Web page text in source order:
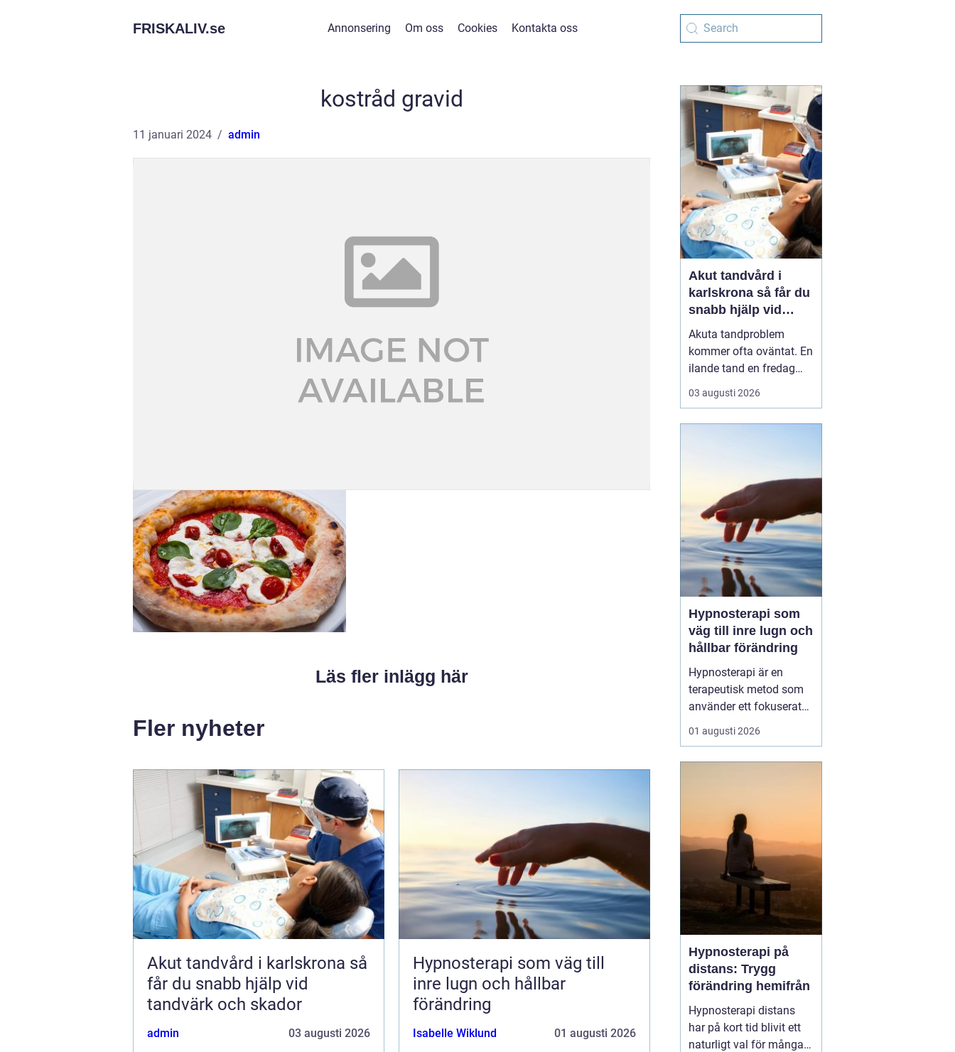
FRISKALIV.se Annonsering Om oss Cookies Kontakta oss
kostråd gravid
11 januari 2024 admin
Läs fler inlägg här
Fler nyheter
Akut tandvård i karlskrona så
får du snabb hjälp vid
tandvärk och skador
admin 03 augusti 2026
Hypnosterapi som väg till
inre lugn och hållbar
förändring
Isabelle Wiklund 01 augusti 2026
Akut tandvård i
karlskrona så får du
snabb hjälp vid
tandvärk och skador
Akuta tandproblem
kommer ofta oväntat. En
ilande tand en fredag
kväll, en svullnad som
blir värre över natten
vända dig för snabb och
trygg akut tandvård i
Karlskr...
03 augusti 2026
Hypnosterapi som
väg till inre lugn och
hållbar förändring
Hypnosterapi är en
terapeutisk metod som
använder ett fokuserat
och avslappnat
sinnestillstånd för att
kan personen få tillgå...
01 augusti 2026
Hypnosterapi på
distans: Trygg
förändring hemifrån
Hypnosterapi distans
har på kort tid blivit ett
naturligt val för många